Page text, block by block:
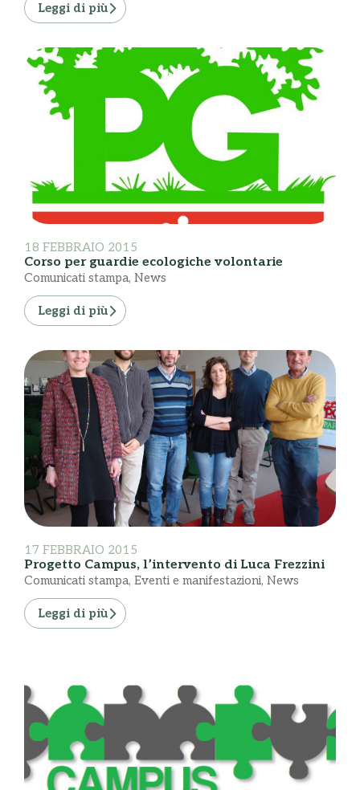
Leggi di più
18 FEBBRAIO 2015
Corso per guardie ecologiche volontarie
Comunicati stampa, News
Leggi di più
17 FEBBRAIO 2015
Progetto Campus, l’intervento di Luca Frezzini
Comunicati stampa, Eventi e manifestazioni, News
Leggi di più